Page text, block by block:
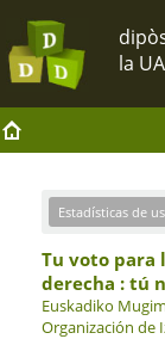
Estadísticas de
Tu voto para
derecha : tú
Euskadiko
Organización de